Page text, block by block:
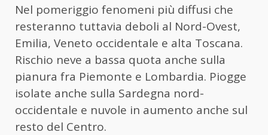
Nel pomeriggio fenomeni più diffusi che
resteranno tuttavia deboli al Nord-Ovest,
Emilia, Veneto occidentale e alta Toscana.
Rischio neve a bassa quota anche sulla
pianura fra Piemonte e Lombardia. Piogge
isolate anche sulla Sardegna nord-
occidentale e nuvole in aumento anche sul
resto del Centro.